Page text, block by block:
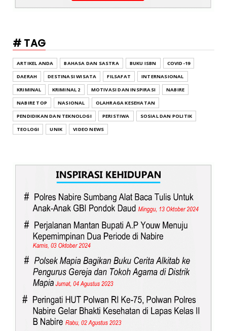
# TAG
ARTIKEL ANDA BAHASA DAN SASTRA BUKU ISBN
COVID-19
DAERAH
DESTINASI WISATA FILSAFAT
INTERNASIONAL
KRIMINAL
KRIMINAL 2 MOTIVASI DAN INSPIRASI
NABIRE
NABIRE TOP
NASIONAL
OLAHRAGA KESEHATAN
PENDIDIKAN DAN TEKNOLOGI
PERISTIWA
SOSIAL DAN POLITIK
TEOLOGI
UNIK VIDEO NEWS